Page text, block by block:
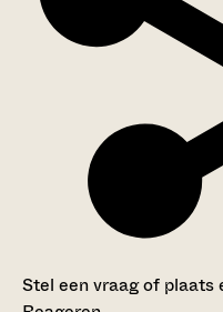
Stel een vraag of plaats